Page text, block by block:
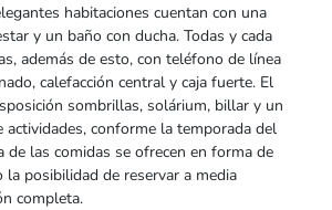
habitaciones cuentan con una
y un baño con ducha. Todas y cada
además de esto, con teléfono de línea
calefacción central y caja fuerte. El
sombrillas, solárium, billar y un
actividades, conforme la temporada del
de las comidas se ofrecen en forma de
la posibilidad de reservar a media
completa.